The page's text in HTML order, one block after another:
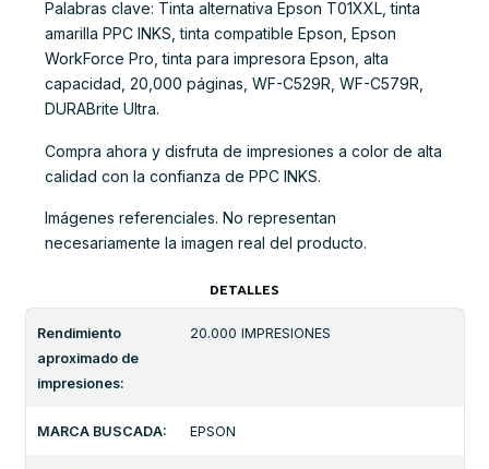
Palabras clave: Tinta alternativa Epson T01XXL, tinta
amarilla PPC INKS, tinta compatible Epson, Epson
WorkForce Pro, tinta para impresora Epson, alta
capacidad, 20,000 páginas, WF-C529R, WF-C579R,
DURABrite Ultra.
Compra ahora y disfruta de impresiones a color de alta
calidad con la confianza de PPC INKS.
Imágenes referenciales. No representan
necesariamente la imagen real del producto.
DETALLES
Rendimiento
aproximado de
impresiones:
20.000 IMPRESIONES
MARCA BUSCADA: EPSON